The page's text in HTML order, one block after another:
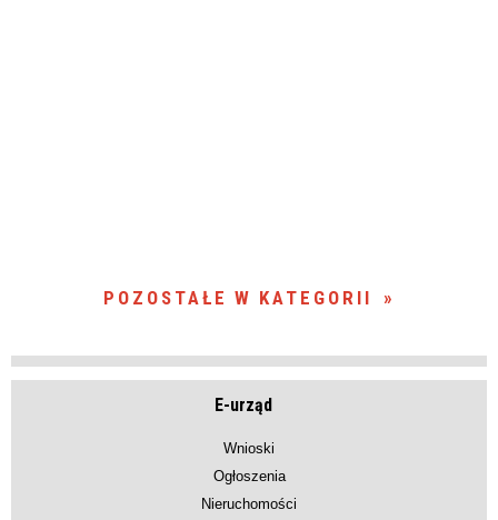
POZOSTAŁE W KATEGORII
E-urząd
Wnioski
Ogłoszenia
Nieruchomości